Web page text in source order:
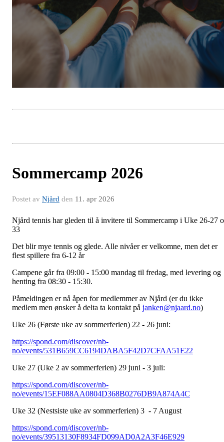
Sommercamp 2026
Postet av Njård den 11. apr 2026
Njård tennis har gleden til å invitere til Sommercamp i Uke 26-27
33
Det blir mye tennis og glede. Alle nivåer er velkomne, men det er
flest spillere fra 6-12 år
Campene går fra 09:00 - 15:00 mandag til fredag, med levering og
henting fra 08:30 - 15:30.
Påmeldingen er nå åpen for medlemmer av Njård (er du ikke
medlem men ønsker å delta ta kontakt på janken@njaard.no)
Uke 26 (Første uke av sommerferien) 22 - 26 juni:
https://spond.com/discover/nb-
no/events/531B659CC6194DABA5F42D7CFAA51E22
Uke 27 (Uke 2 av sommerferien) 29 juni - 3 juli:
https://spond.com/discover/nb-
no/events/15EF088AA0804D368B0276DB9A874A4C
Uke 32 (Nestsiste uke av sommerferien) 3 - 7 August
https://spond.com/discover/nb-
no/events/39513130F8934FD099AD0A2A3F46E929